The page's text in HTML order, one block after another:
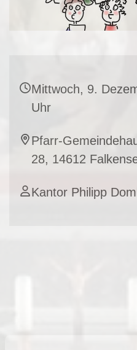
Mittwoch, 9.
Uhr
Pfarr-
28, 14612
Kantor Philipp